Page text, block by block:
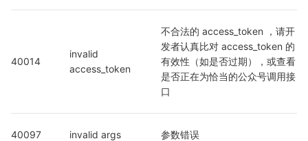
40014
invalid
access_token
不合法的 access_token ，请开
发者认真比对 access_token 的
有效性（如是否过期），或查看
是否正在为恰当的公众号调用接
口
40097 invalid args 参数错误